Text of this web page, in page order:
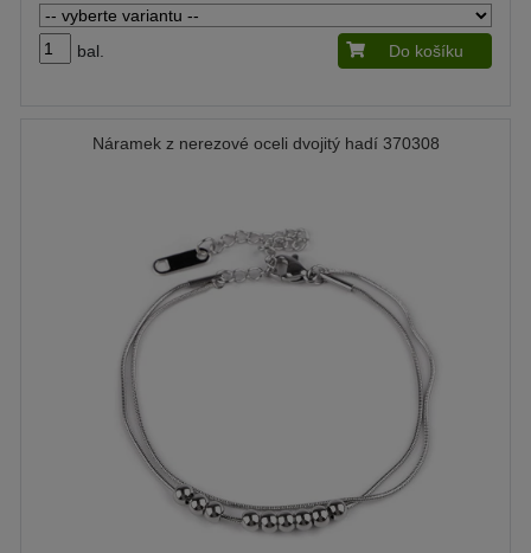
bal. Do košíku
Náramek z nerezové oceli dvojitý hadí 370308